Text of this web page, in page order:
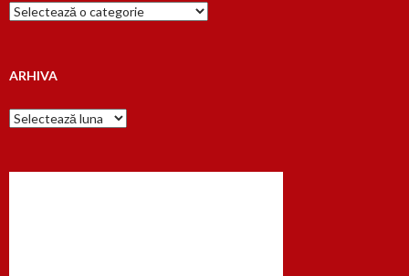
Cauta
dupa…
ARHIVA
Arhiva